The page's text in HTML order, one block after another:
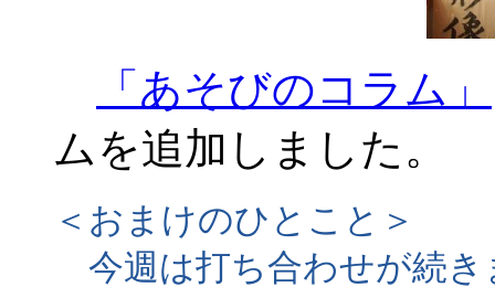
「あそびのコラム」
ムを追加しました。
＜おまけのひとこと＞
今週は打ち合わせが続き